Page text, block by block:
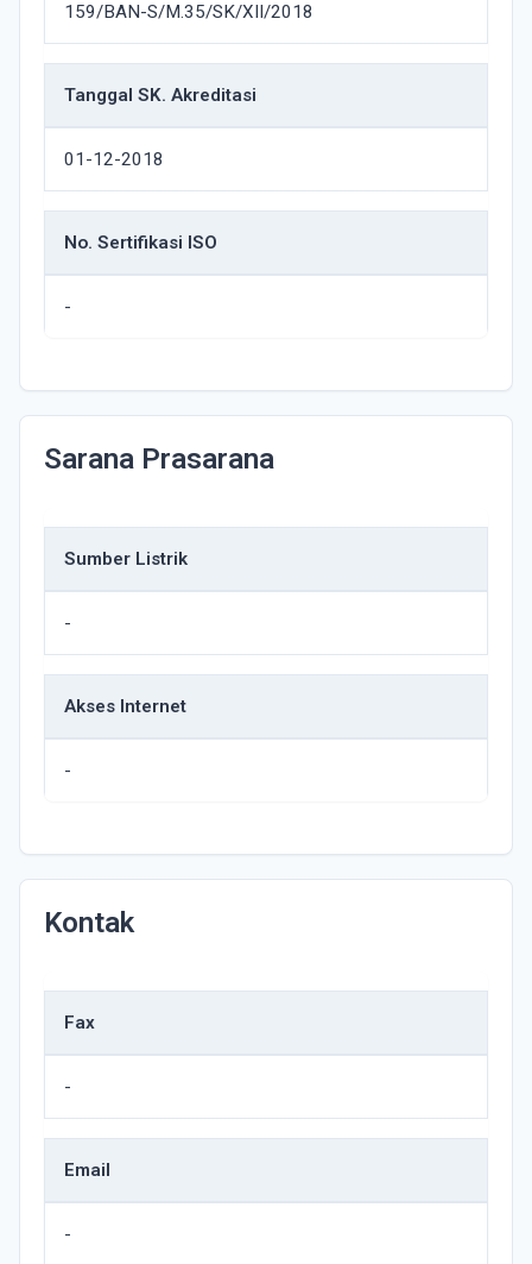
159/BAN-S/M.35/SK/XII/2018
Tanggal SK. Akreditasi
01-12-2018
No. Sertifikasi ISO
-
Sarana Prasarana
Sumber Listrik
-
Akses Internet
-
Kontak
Fax
-
Email
-